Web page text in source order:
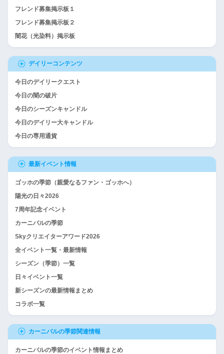
フレンド募集掲示板１
フレンド募集掲示板２
闇花（光染料）掲示板
デイリーコンテンツ
今日のデイリークエスト
今日の闇の破片
今日のシーズンキャンドル
今日のデイリー大キャンドル
今日の専用通貨
最新イベント情報
ゴッホの季節（親愛なるファン・ゴッホへ）
陽光の日々2026
7周年記念イベント
カーニバルの季節
Skyクリエイターアワード2026
全イベント一覧・最新情報
シーズン（季節）一覧
日々イベント一覧
新シーズンの最新情報まとめ
コラボ一覧
カーニバルの季節関連情報
カーニバルの季節のイベント情報まとめ